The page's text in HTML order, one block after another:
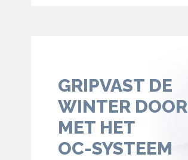
GRIPVAST DE
WINTER DOOR
MET HET
OC-SYSTEEM